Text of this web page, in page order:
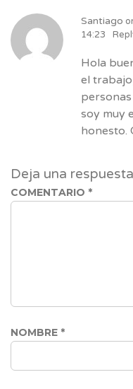
Santiago
14:23
Hola
el
soy muy
honesto.
Deja una respuesta
COMENTARIO *
NOMBRE *